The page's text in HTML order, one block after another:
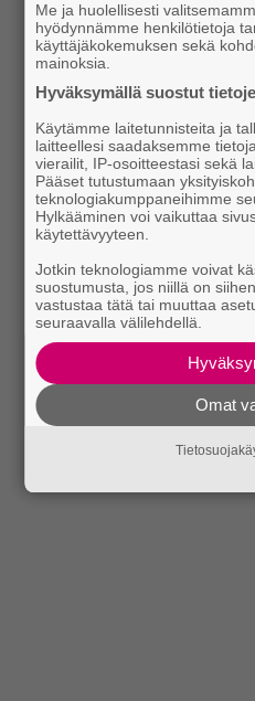
Me ja huolellisesti
hyödynnämme henkilötietoja
käyttäjäkokemuksen sekä
mainoksia.
Hyväksymällä suostut
Käytämme laitetunnisteita ja
laitteellesi saadaksemme
vierailit, IP-osoitteestasi sekä
Pääset tutustumaan
teknologiakumppaneihimme
Hylkääminen voi vaikuttaa
käytettävyyteen.
Jotkin teknologiamme voivat
suostumusta, jos niillä on
vastustaa tätä tai muuttaa
seuraavalla välilehdellä.
Omat